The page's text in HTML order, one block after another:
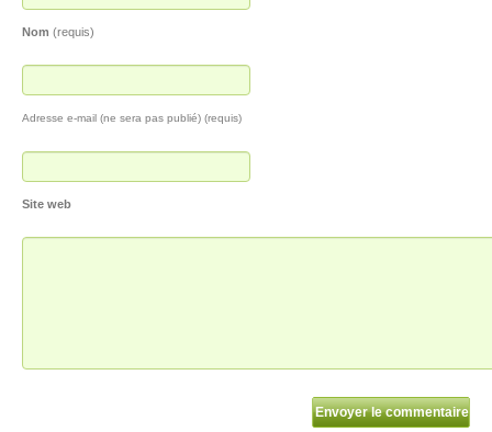
Nom (requis)
Adresse e-mail (ne sera pas publié) (requis)
Site web